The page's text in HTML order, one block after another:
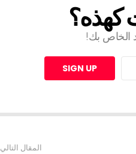
كهذه؟
الخاص بك!
المقال التالي